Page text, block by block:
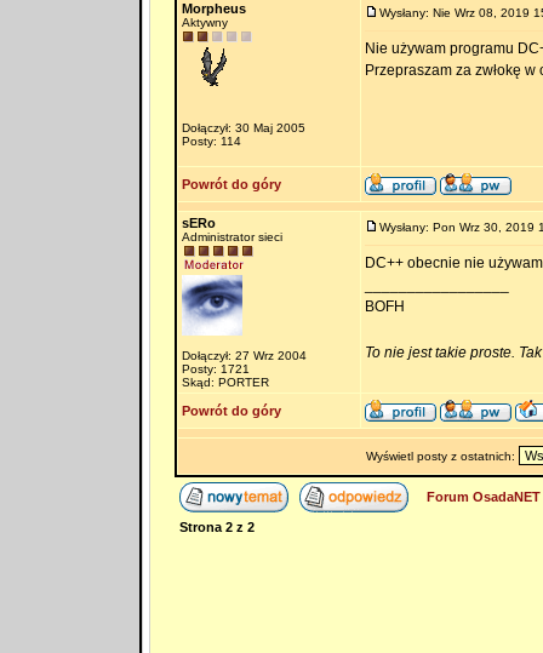
Morpheus
Aktywny
Dołączył: 30 Maj 2005
Posty: 114
Wysłany: Nie Wrz 08, 2019
Nie używam programu
Przepraszam za zwłokę w
Powrót do góry
sERo
Administrator sieci
Dołączył: 27 Wrz 2004
Posty: 1721
Skąd: PORTER
Wysłany: Pon Wrz 30, 2019
DC++ obecnie nie
BOFH
To nie jest takie proste.
Powrót do góry
Wyświetl posty z ostatnich:
Forum
Strona 2z 2